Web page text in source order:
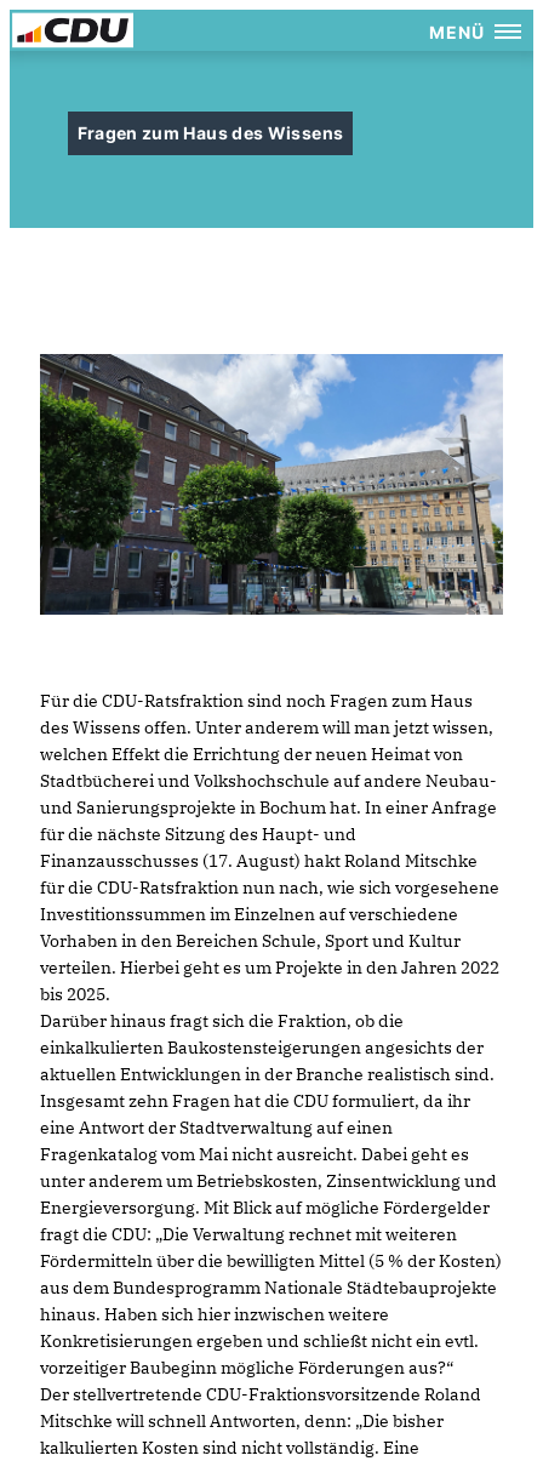
MENÜ
Fragen zum Haus des Wissens
Für die CDU-Ratsfraktion sind noch Fragen zum Haus
des Wissens offen. Unter anderem will man jetzt wissen,
welchen Effekt die Errichtung der neuen Heimat von
Stadtbücherei und Volkshochschule auf andere Neubau-
und Sanierungsprojekte in Bochum hat. In einer Anfrage
für die nächste Sitzung des Haupt- und
Finanzausschusses (17. August) hakt Roland Mitschke
für die CDU-Ratsfraktion nun nach, wie sich vorgesehene
Investitionssummen im Einzelnen auf verschiedene
Vorhaben in den Bereichen Schule, Sport und Kultur
verteilen. Hierbei geht es um Projekte in den Jahren 2022
bis 2025.
Darüber hinaus fragt sich die Fraktion, ob die
einkalkulierten Baukostensteigerungen angesichts der
aktuellen Entwicklungen in der Branche realistisch sind.
Insgesamt zehn Fragen hat die CDU formuliert, da ihr
eine Antwort der Stadtverwaltung auf einen
Fragenkatalog vom Mai nicht ausreicht. Dabei geht es
unter anderem um Betriebskosten, Zinsentwicklung und
Energieversorgung. Mit Blick auf mögliche Fördergelder
fragt die CDU: „Die Verwaltung rechnet mit weiteren
Fördermitteln über die bewilligten Mittel (5 % der Kosten)
aus dem Bundesprogramm Nationale Städtebauprojekte
hinaus. Haben sich hier inzwischen weitere
Konkretisierungen ergeben und schließt nicht ein evtl.
vorzeitiger Baubeginn mögliche Förderungen aus?“
Der stellvertretende CDU-Fraktionsvorsitzende Roland
Mitschke will schnell Antworten, denn: „Die bisher
kalkulierten Kosten sind nicht vollständig. Eine